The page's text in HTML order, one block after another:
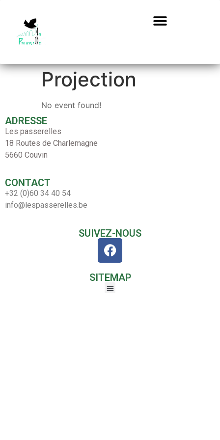
Projection
No event found!
ADRESSE
Les passerelles
18 Routes de Charlemagne
5660 Couvin
CONTACT
+32 (0)60 34 40 54
info@lespasserelles.be
SUIVEZ-NOUS
SITEMAP